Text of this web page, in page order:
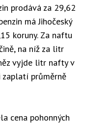
prodává za 29,62
má Jihočeský
koruny. Za naftu
na níž za litr
vyjde litr nafty v
zaplatí průměrně
cena pohonných